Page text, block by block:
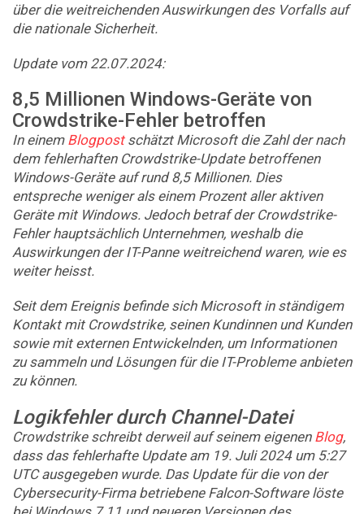
über die weitreichenden Auswirkungen des Vorfalls auf
die nationale Sicherheit.
Update vom 22.07.2024:
8,5 Millionen Windows-Geräte von
Crowdstrike-Fehler betroffen
In einem Blogpostschätzt Microsoft die Zahl der nach
dem fehlerhaften Crowdstrike-Update betroffenen
Windows-Geräte auf rund 8,5 Millionen. Dies
entspreche weniger als einem Prozent aller aktiven
Geräte mit Windows. Jedoch betraf der Crowdstrike-
Fehler hauptsächlich Unternehmen, weshalb die
Auswirkungen der IT-Panne weitreichend waren, wie es
weiter heisst.
Seit dem Ereignis befinde sich Microsoft in ständigem
Kontakt mit Crowdstrike, seinen Kundinnen und Kunden
sowie mit externen Entwickelnden, um Informationen
zu sammeln und Lösungen für die IT-Probleme anbieten
zu können.
Logikfehler durch Channel-Datei
Crowdstrike schreibt derweil auf seinem eigenen Blog,
dass das fehlerhafte Update am 19. Juli 2024 um 5:27
UTC ausgegeben wurde. Das Update für die von der
Cybersecurity-Firma betriebene Falcon-Software löste